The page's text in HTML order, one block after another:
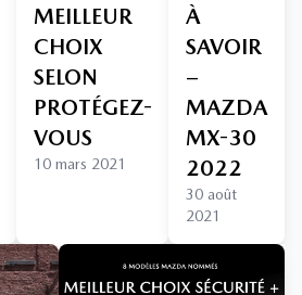
MEILLEUR
CHOIX
SELON
PROTÉGEZ-
VOUS
10 mars 2021
À
SAVOIR
–
MAZDA
MX-30
2022
30 août
2021